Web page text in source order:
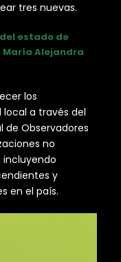
tres nuevas.
estado de
María Alejandra
los
a través del
de Observadores
no
y
en el país.